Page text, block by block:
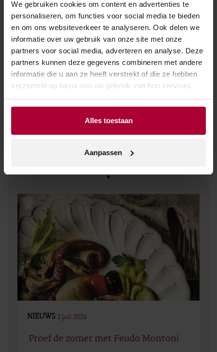
We gebruiken cookies om content en advertenties te
personaliseren, om functies voor social media te bieden
en om ons websiteverkeer te analyseren. Ook delen we
informatie over uw gebruik van onze site met onze
partners voor social media, adverteren en analyse. Deze
partners kunnen deze gegevens combineren met andere
informatie die u aan ze heeft verstrekt of die ze hebben
verzameld op basis van uw gebruik van hun services.
Alles toestaan
Aanpassen
NIEUWS 2 juli 2026
Proef de zomer met Feudo Montoni